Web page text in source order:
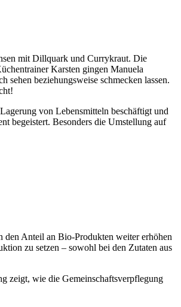
mit Dillquark und Currykraut. Die
Karsten gingen Manuela
beziehungsweise schmecken lassen.
von Lebensmitteln beschäftigt und
begeistert. Besonders die Umstellung auf
den Anteil an Bio-Produkten weiter erhöhen
zu setzen – sowohl bei den Zutaten aus
zeigt, wie die Gemeinschaftsverpflegung